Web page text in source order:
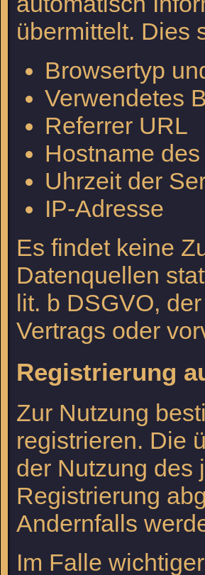
übermittelt. Dies
Browsertyp
Verwendetes
Referrer URL
Hostname
Uhrzeit der
IP-Adresse
Es findet keine
Datenquellen
lit. b DSGVO,
Vertrags oder
Registrierung
Zur Nutzung
registrieren. Die
der Nutzung des
Registrierung
Andernfalls
Im Falle